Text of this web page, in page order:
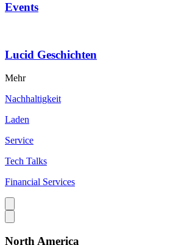
Events
Lucid Geschichten
Mehr
Nachhaltigkeit
Laden
Service
Tech Talks
Financial Services
North America